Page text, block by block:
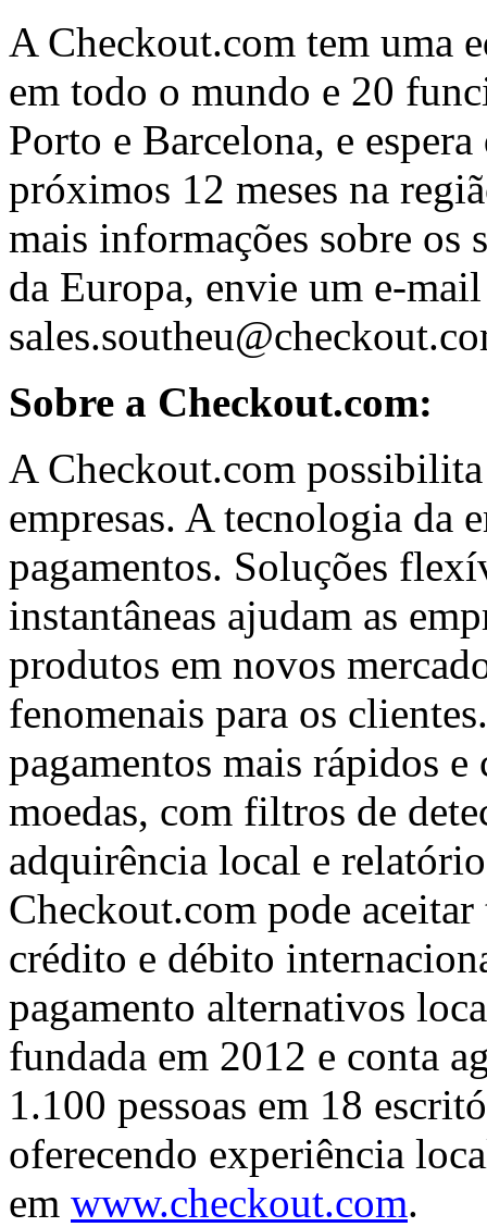
A Checkout.com tem uma
em todo o mundo e 20
Porto e Barcelona, e
próximos 12 meses na
mais informações sobre os
da Europa, envie um e-
Sobre a Checkout.com:
A Checkout.com possibilita
empresas. A tecnologia da
pagamentos. Soluções
instantâneas ajudam as
produtos em novos
fenomenais para os
pagamentos mais rápidos
moedas, com filtros de
adquirência local e
Checkout.com pode
crédito e débito
pagamento alternativos
fundada em 2012 e conta
1.100 pessoas em 18
oferecendo experiência
em www.checkout.com.